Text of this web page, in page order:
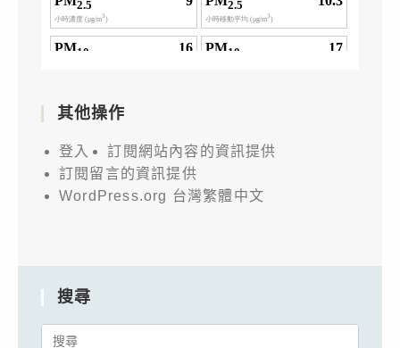
其他操作
登入
訂閱網站內容的資訊提供
訂閱留言的資訊提供
WordPress.org 台灣繁體中文
搜尋
Search